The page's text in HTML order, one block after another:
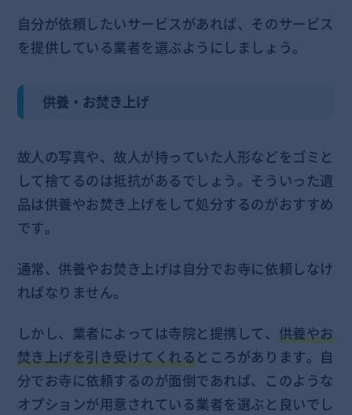
自分が依頼したいサービスがあれば、そのサービス
を提供している業者を選ぶようにしましょう。
供養・お焚き上げ
故人の写真や、故人が持っていた人形などをゴミと
して捨てるのは抵抗があるでしょう。そういった遺
品は供養やお焚き上げをして処分するのがおすすめ
です。
通常、供養やお焚き上げは自分でお寺に依頼しなけ
ればなりません。
しかし、業者によっては寺院と提携して、 供養やお
焚き上げを引き受けてくれるところがあります。自
分でお寺に依頼するのが面倒であれば、このような
オプションが用意されている業者を選ぶと良いでし